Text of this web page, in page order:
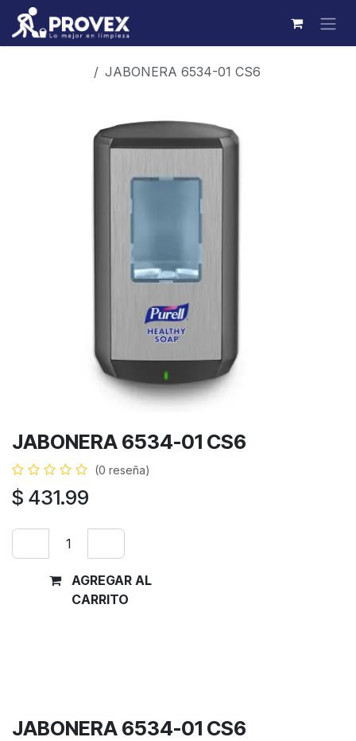
Ir al contenido
JABONERA 6534-01 CS6
JABONERA 6534-01 CS6
(0 reseña)
$ 431.99
AGREGAR AL
CARRITO
JABONERA 6534-01 CS6